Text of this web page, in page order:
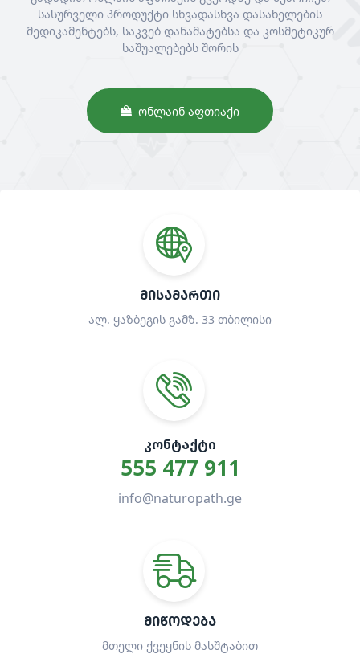
სასურველი პროდუქტი სხვადასხვა დასახელების
მედიკამენტებს, საკვებ დანამატებსა და კოსმეტიკურ
საშუალებებს შორის
ᲝᲜᲚᲐᲘᲜ ᲐᲤᲗᲘᲐᲥᲘ
ᲛᲘᲡᲐᲛᲐᲠᲗᲘ
ალ. ყაზბეგის გამზ. 33 თბილისი
ᲙᲝᲜᲢᲐᲥᲢᲘ
555 477 911
info@naturopath.ge
ᲛᲘᲬᲝᲓᲔᲑᲐ
მთელი ქვეყნის მასშტაბით